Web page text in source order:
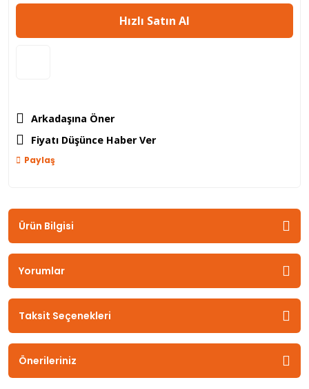
Hızlı Satın Al
Arkadaşına Öner
Fiyatı Düşünce Haber Ver
Paylaş
Ürün Bilgisi
Yorumlar
Taksit Seçenekleri
Önerileriniz